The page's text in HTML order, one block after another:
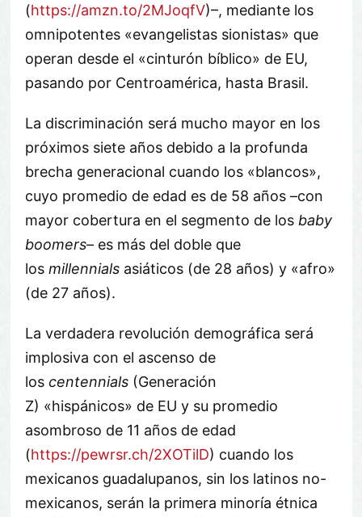
(https://amzn.to/2MJoqfV)–, mediante los
omnipotentes «evangelistas sionistas» que
operan desde el «cinturón bíblico» de EU,
pasando por Centroamérica, hasta Brasil.
La discriminación será mucho mayor en los
próximos siete años debido a la profunda
brecha generacional cuando los «blancos»,
cuyo promedio de edad es de 58 años –con
mayor cobertura en el segmento de los baby
boomers– es más del doble que
los millennialsasiáticos (de 28 años) y «afro»
(de 27 años).
La verdadera revolución demográfica será
implosiva con el ascenso de
los centennials (Generación
Z) «hispánicos» de EU y su promedio
asombroso de 11 años de edad
(https://pewrsr.ch/2XOTilD) cuando los
mexicanos guadalupanos, sin los latinos no-
mexicanos, serán la primera minoría étnica